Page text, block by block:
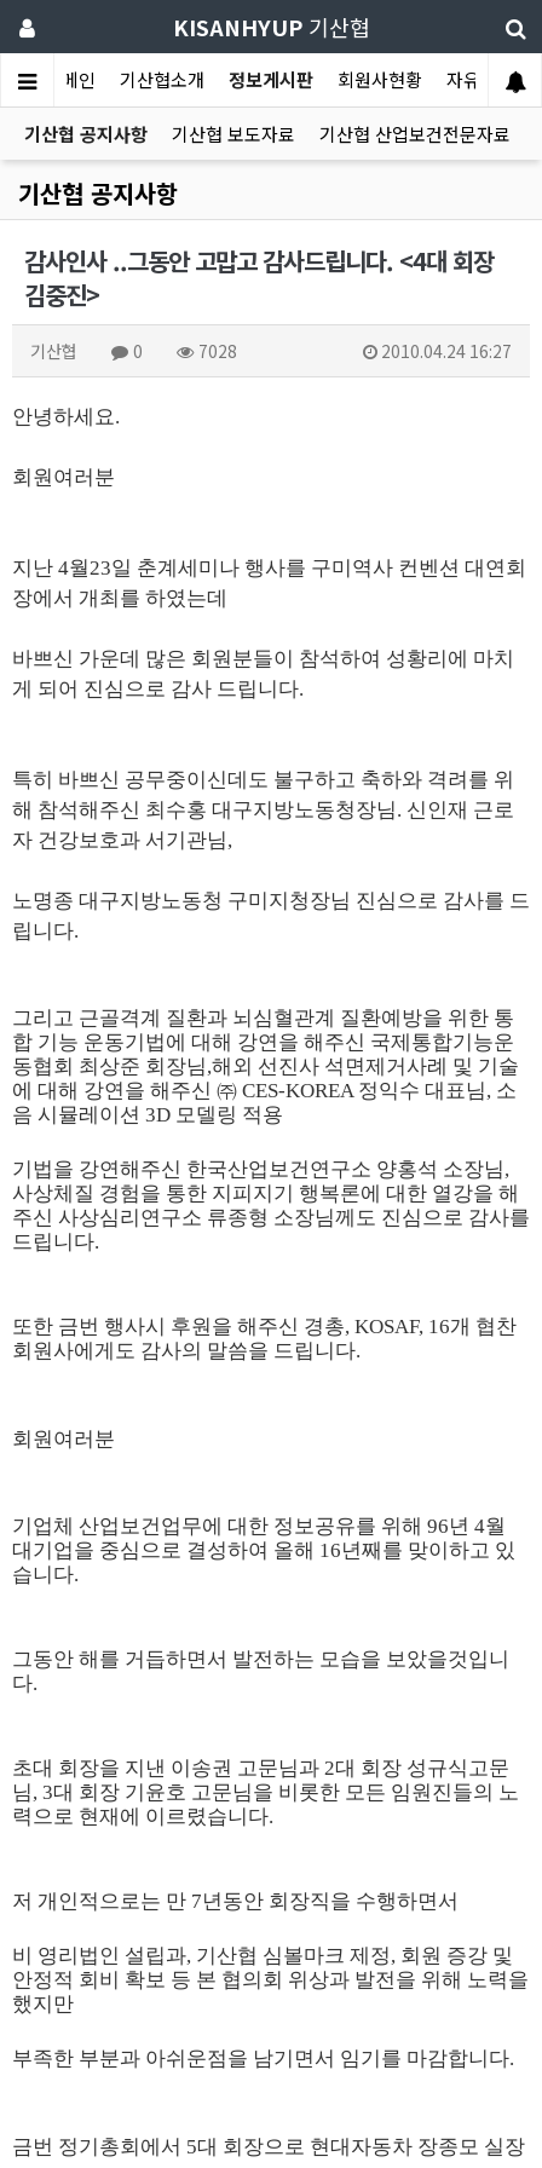
KISANHYUP기산협
메인 기산협소개 정보게시판 회원사현황 자유게시판
기산협 공지사항 기산협 보도자료 기산협 산업보건전문자료
기산협 공지사항
감사인사 ..그동안 고맙고 감사드립니다. <4대 회장
김중진>
기산협 0 7028 2010.04.24 16:27
안녕하세요.
회원여러분
지난 4월23일 춘계세미나 행사를 구미역사 컨벤션 대연회
장에서 개최를 하였는데
바쁘신 가운데 많은 회원분들이 참석하여 성황리에 마치
게 되어 진심으로 감사 드립니다.
특히 바쁘신 공무중이신데도 불구하고 축하와 격려를 위
해 참석해주신 최수홍 대구지방노동청장님. 신인재 근로
자 건강보호과 서기관님,
노명종 대구지방노동청 구미지청장님 진심으로 감사를 드
립니다.
그리고 근골격계 질환과 뇌심혈관계 질환예방을 위한 통
합 기능 운동기법에 대해 강연을 해주신 국제통합기능운
동협회 최상준 회장님,해외 선진사 석면제거사례 및 기술
에 대해 강연을 해주신 ㈜ CES-KOREA 정익수 대표님, 소
음 시뮬레이 션 3D 모델링 적용
기법을 강연해주신 한국산업보건연구소 양홍석 소장님,
사상체질 경험을 통한 지피지기 행복론에 대한 열강을 해
주신 사상심리연구소 류종형 소장님께도 진심으로 감사를
드립니다.
또한 금번 행사시 후원을 해주신 경총, KOSAF, 16개 협찬
회원사에게도 감사의 말씀을 드립니다.
회원여러분
기업체 산업보건업무에 대한 정보공유를 위해 96년 4월
대기업을 중심으로 결성하여 올해 16년째를 맞이하고 있
습니다.
그동안 해를 거듭하면서 발전하는 모습을 보았을것입니
다.
초대 회장을 지낸 이송권 고문님과 2대 회장 성규식고문
님, 3대 회장 기윤호 고문님을 비롯한 모든 임원진들의 노
력으로 현재에 이르렸습니다.
저 개인적으로는 만 7년동안 회장직을 수행하면서
비 영리법인 설립과, 기산협 심볼마크 제정, 회원 증강 및
안정적 회비 확보 등 본 협의회 위상과 발전을 위해 노력을
했지만
부족한 부분과 아쉬운점을 남기면서 임기를 마감합니다.
금번 정기총회에서 5대 회장으로 현대자동차 장종모 실장